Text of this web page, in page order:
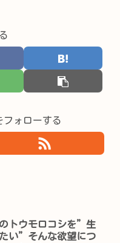
フォローする
トウモロコシを”生
い”そんな欲望につ